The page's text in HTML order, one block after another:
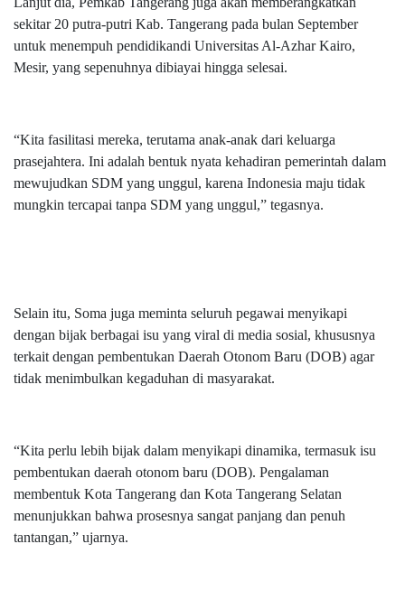
sekitar 20 putra-putri Kab. Tangerang pada bulan September
untuk menempuh pendidikandi Universitas Al-Azhar Kairo,
Mesir, yang sepenuhnya dibiayai hingga selesai.
“Kita fasilitasi mereka, terutama anak-anak dari keluarga
prasejahtera. Ini adalah bentuk nyata kehadiran pemerintah dalam
mewujudkan SDM yang unggul, karena Indonesia maju tidak
mungkin tercapai tanpa SDM yang unggul,” tegasnya.
Selain itu, Soma juga meminta seluruh pegawai menyikapi
dengan bijak berbagai isu yang viral di media sosial, khususnya
terkait dengan pembentukan Daerah Otonom Baru (DOB) agar
tidak menimbulkan kegaduhan di masyarakat.
“Kita perlu lebih bijak dalam menyikapi dinamika, termasuk isu
pembentukan daerah otonom baru (DOB). Pengalaman
membentuk Kota Tangerang dan Kota Tangerang Selatan
menunjukkan bahwa prosesnya sangat panjang dan penuh
tantangan,” ujarnya.